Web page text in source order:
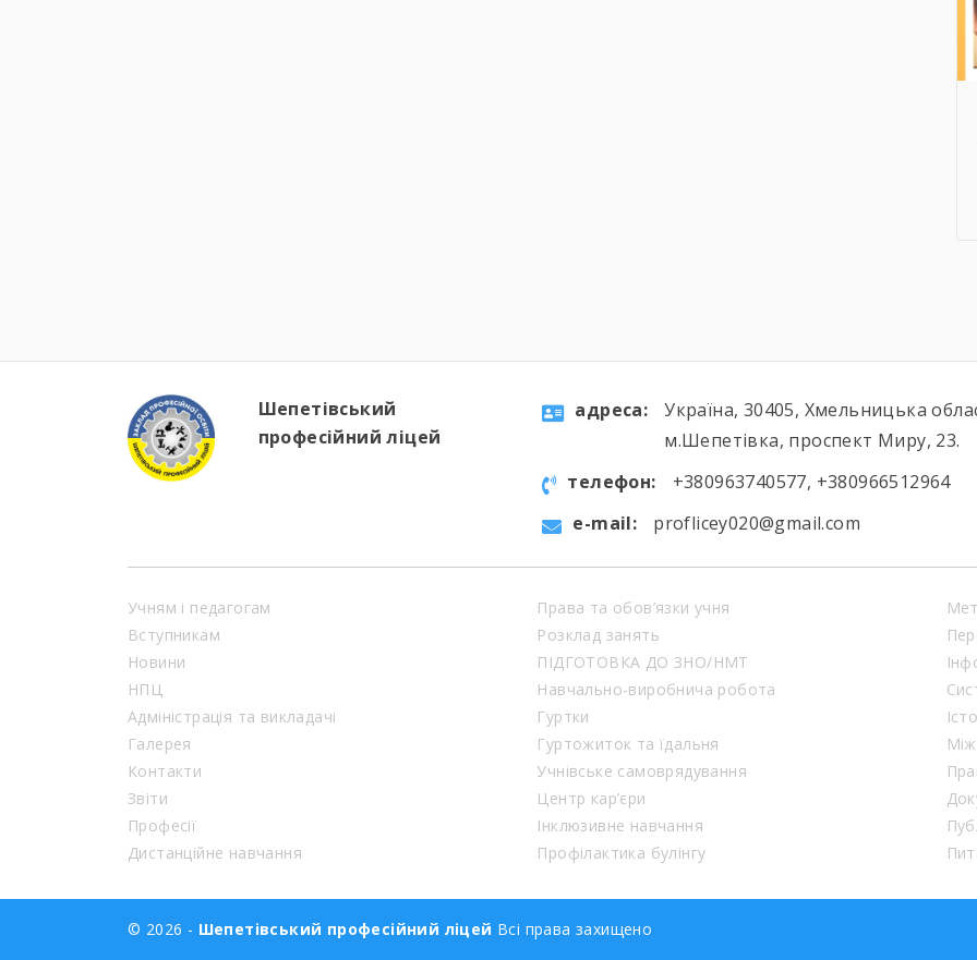
Шепетівський
професійний ліцей
aдресa:
Україна, 30405, Хмельницька
м.Шепетівка, проспект Миру, 23.
телефон:
+380963740577, +380966512964
e-mail:
proflicey020@gmail.com
Учням і педагогам
Вступникам
Новини
НПЦ
Адміністрація та викладачі
Галерея
Контакти
Звіти
Професії
Дистанційне навчання
Права та обов’язки учня
Розклад занять
ПІДГОТОВКА ДО ЗНО/НМТ
Навчально-виробнича робота
Гуртки
Гуртожиток та їдальня
Учнівське самоврядування
Центр кар’єри
Інклюзивне навчання
Профілактика булінгу
© 2026 - Шепетівський професійний ліцей Всі права захищено